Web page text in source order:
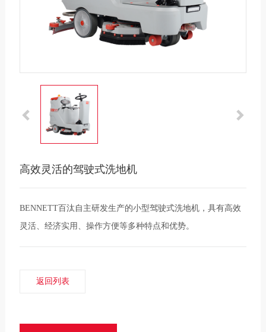
高效灵活的驾驶式洗地机
BENNETT百汰自主研发生产的小型驾驶式洗地机，具有高效
灵活、经济实用、操作方便等多种特点和优势。
返回列表